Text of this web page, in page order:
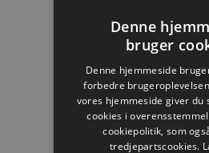
Denne
bruger
Denne hjemmeside
forbedre
vores hjemmeside giver du
cookies i
cookiepolitik, som
tredjepartscookies.